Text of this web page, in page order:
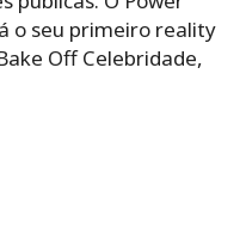
o seu primeiro reality
Off Celebridade,